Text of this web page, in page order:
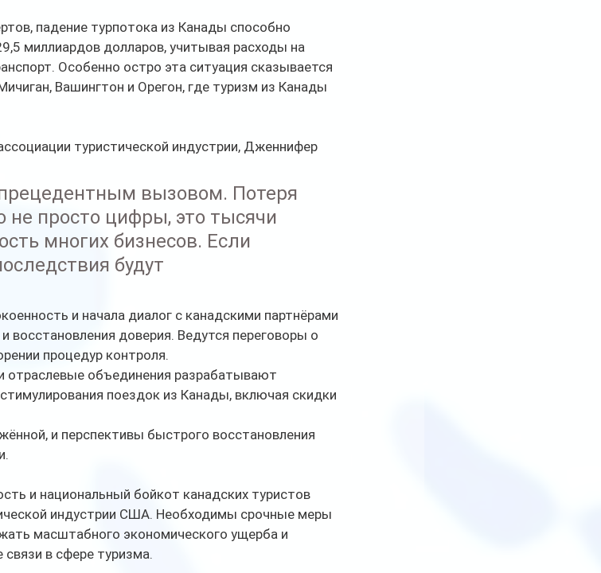
падение турпотока из Канады способно
миллиардов долларов, учитывая расходы на
Особенно остро эта ситуация сказывается
Вашингтон и Орегон, где туризм из Канады
туристической индустрии, Дженнифер
вызовом. Потеря
не просто цифры, это тысячи
многих бизнесов. Если
будут
и начала диалог с канадскими партнёрами
восстановления доверия. Ведутся переговоры о
процедур контроля.
отраслевые объединения разрабатывают
поездок из Канады, включая скидки
и перспективы быстрого восстановления
и национальный бойкот канадских туристов
индустрии США. Необходимы срочные меры
масштабного экономического ущерба и
в сфере туризма.